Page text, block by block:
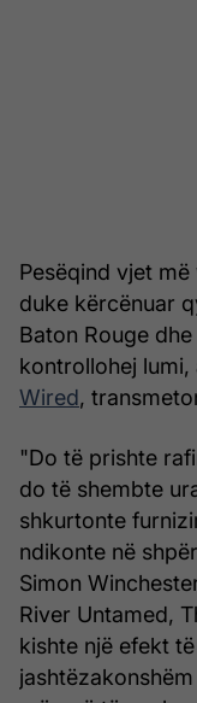
Pesëqind vjet
duke kërcënuar
Baton Rouge
kontrollohej
Wired,
"Do të prishte
do të shembte
shkurtonte
ndikonte në
Simon
River Untamed,
kishte një efekt